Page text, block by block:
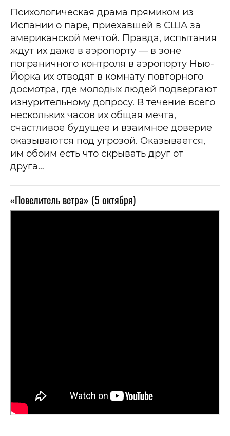
Психологическая драма прямиком из
Испании о паре, приехавшей в США за
американской мечтой. Правда, испытания
ждут их даже в аэропорту — в зоне
пограничного контроля в аэропорту Нью-
Йорка их отводят в комнату повторного
досмотра, где молодых людей подвергают
изнурительному допросу. В течение всего
нескольких часов их общая мечта,
счастливое будущее и взаимное доверие
оказываются под угрозой. Оказывается,
им обоим есть что скрывать друг от
друга…
«Повелитель ветра» (5 октября)